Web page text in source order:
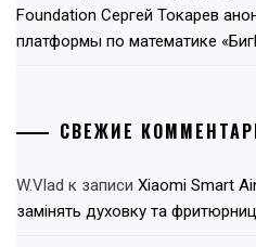
Foundation Сергей Токарев
платформы по математике
СВЕЖИЕ
W.Vlad к записи Xiaomi Smart
замінять духовку та